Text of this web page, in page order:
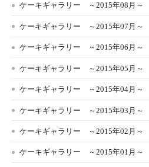
ケーキギャラリー ～2015年08月～
ケーキギャラリー ～2015年07月～
ケーキギャラリー ～2015年06月～
ケーキギャラリー ～2015年05月～
ケーキギャラリー ～2015年04月～
ケーキギャラリー ～2015年03月～
ケーキギャラリー ～2015年02月～
ケーキギャラリー ～2015年01月～